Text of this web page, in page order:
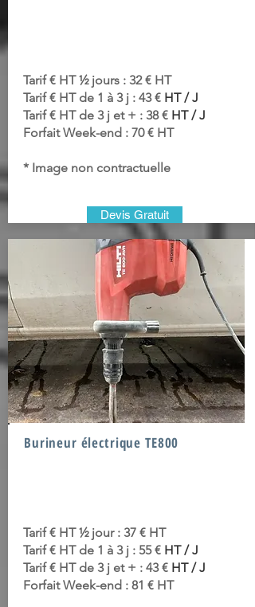
Tarif € HT ½ jours : 32 € HT
Tarif € HT de 1 à 3 j : 43 € HT / J
Tarif € HT de 3 j et + : 38 € HT / J
Forfait Week-end : 70 € HT
* Image non contractuelle
Devis Gratuit
Burineur électrique TE800
Tarif € HT ½ jour : 37 € HT
Tarif € HT de 1 à 3 j : 55 € HT / J
Tarif € HT de 3 j et + : 43 € HT / J
Forfait Week-end : 81 € HT